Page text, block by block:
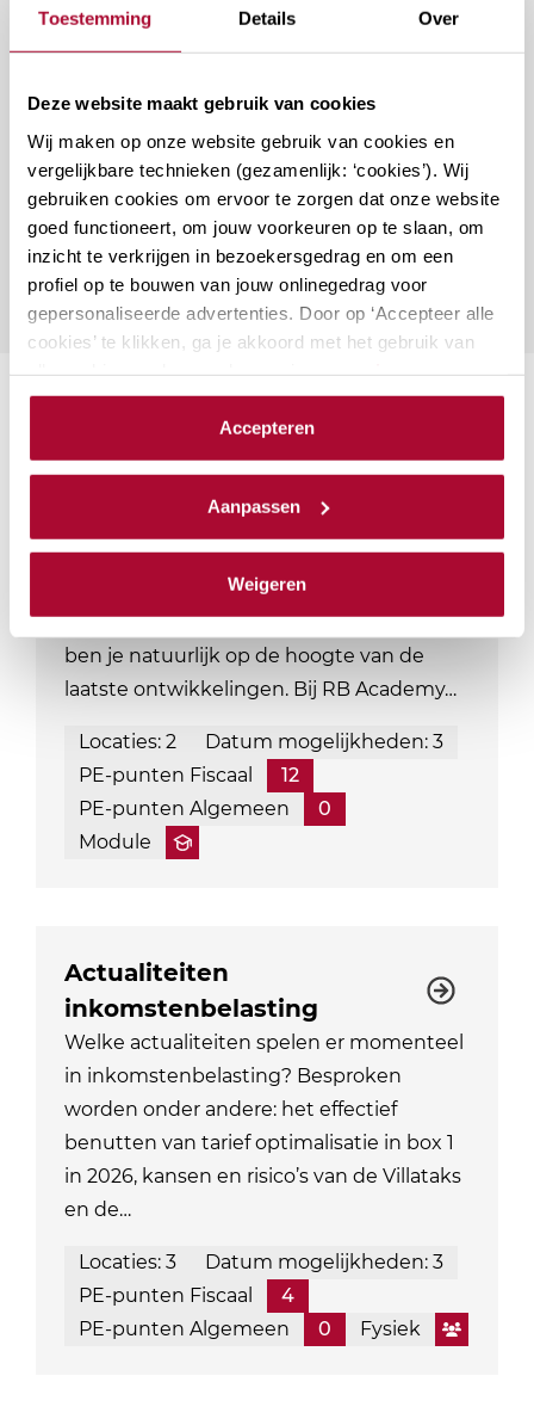
Toestemming Details Over
Deze website maakt gebruik van cookies
Wij maken op onze website gebruik van cookies en
vergelijkbare technieken (gezamenlijk: ‘cookies’). Wij
gebruiken cookies om ervoor te zorgen dat onze website
goed functioneert, om jouw voorkeuren op te slaan, om
inzicht te verkrijgen in bezoekersgedrag en om een
profiel op te bouwen van jouw onlinegedrag voor
gepersonaliseerde advertenties. Door op ‘Accepteer alle
cookies’ te klikken, ga je akkoord met het gebruik van
cookieverklaring.
We werken samen met23 derdendie uw gegevens
Accepteren
Aanpassen
Weigeren
Vragen over deze cursus?
Naar vragenformulier
terbeschikkingstellingsregeling
De kans is groot dat aandeelhouders met
een aanmerkelijk belang onderdeel zijn
van jouw klantenbestand. Als adviseur
ben je natuurlijk op de hoogte van de
laatste ontwikkelingen. Bij RB Academy…
Locaties: 2
Datum mogelijkheden: 3
PE-punten Fiscaal
12
PE-punten Algemeen
0
Module
Actualiteiten
inkomstenbelasting
Welke actualiteiten spelen er momenteel
in inkomstenbelasting? Besproken
worden onder andere: het effectief
benutten van tarief optimalisatie in box 1
in 2026, kansen en risico’s van de Villataks
en de…
Locaties: 3
Datum mogelijkheden: 3
PE-punten Fiscaal
4
PE-punten Algemeen
0 Fysiek